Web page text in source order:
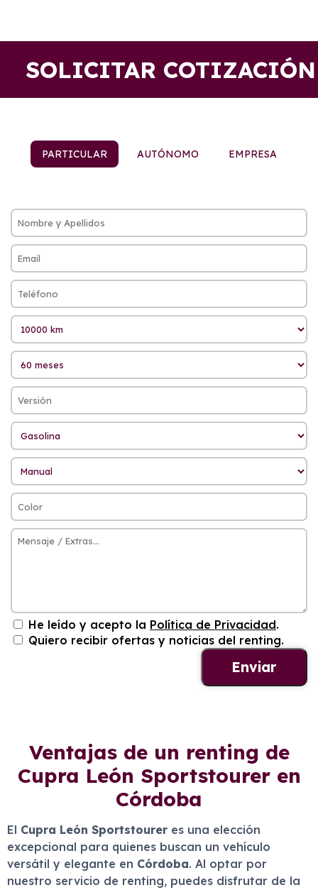
SOLICITAR COTIZACIÓN
PARTICULAR AUTÓNOMO EMPRESA
He leído y acepto la Política de Privacidad.
Quiero recibir ofertas y noticias del renting.
Ventajas de un renting de
Cupra León Sportstourer en
Córdoba
El Cupra León Sportstourer es una elección
excepcional para quienes buscan un vehículo
versátil y elegante en Córdoba. Al optar por
nuestro servicio de renting, puedes disfrutar de la